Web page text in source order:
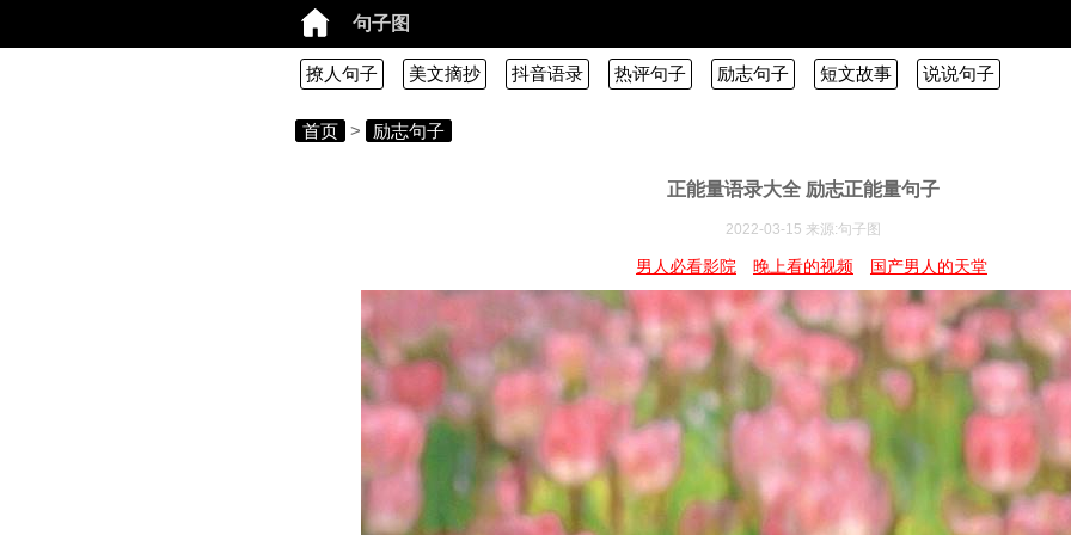
句子图
撩人句子 美文摘抄 抖音语录 热评句子 励志句子 短文故事 说说句子
首页 > 励志句子
正能量语录大全 励志正能量句子
2022-03-15 来源:句子图
男人必看影院 晚上看的视频 国产男人的天堂